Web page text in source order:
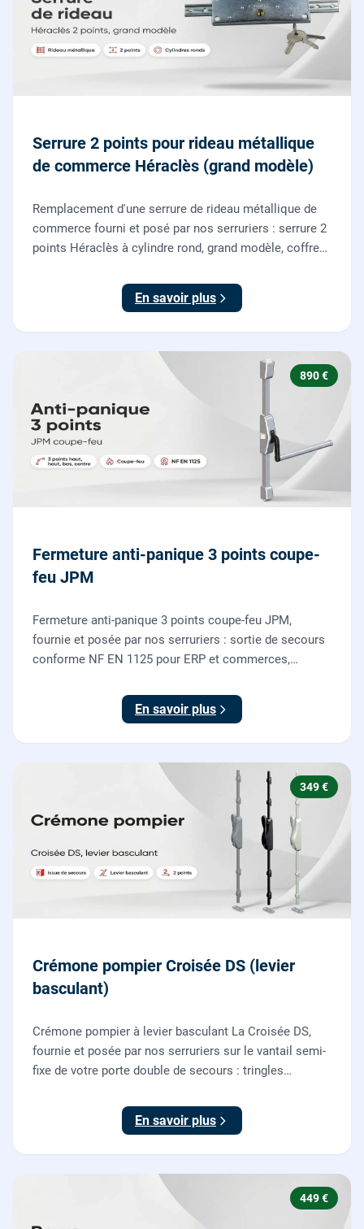
Serrure 2 points pour rideau métallique
de commerce Héraclès (grand modèle)
Remplacement d'une serrure de rideau métallique de
commerce fourni et posé par nos serruriers : serrure 2
points Héraclès à cylindre rond, grand modèle, coffre
des deux points de verrouillage.
En savoir plus
890 €
Fermeture anti-panique 3 points coupe-
feu JPM
Fermeture anti-panique 3 points coupe-feu JPM,
fournie et posée par nos serruriers : sortie de secours
conforme NF EN 1125 pour ERP et commerces,
En savoir plus
349 €
Crémone pompier Croisée DS (levier
basculant)
Crémone pompier à levier basculant La Croisée DS,
fournie et posée par nos serruriers sur le vantail semi-
fixe de votre porte double de secours : tringles
En savoir plus
449 €